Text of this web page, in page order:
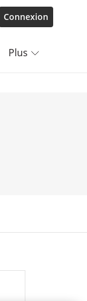
Connexion
Plus